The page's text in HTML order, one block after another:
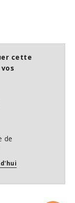
cette
de